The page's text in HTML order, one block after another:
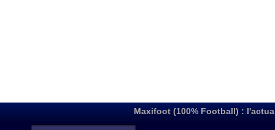
Maxifoot (100% Football) :